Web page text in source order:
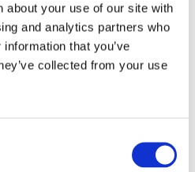
about your use of our site with
and analytics partners who
that you’ve
collected from your use
småföretagaranpassade
Din egen
försäkringspaket och
soloföretagare och små
Vi är själva